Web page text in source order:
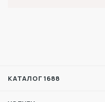
КАТАЛОГ 1688